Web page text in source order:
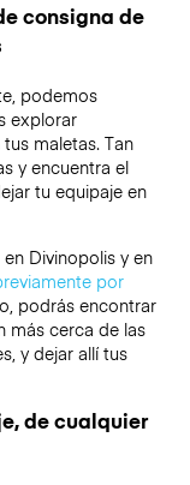
consigna de
podemos
explorar
maletas. Tan
y encuentra el
tu equipaje en
Divinopolis y en
por
podrás encontrar
más cerca de las
y dejar allí tus
de cualquier